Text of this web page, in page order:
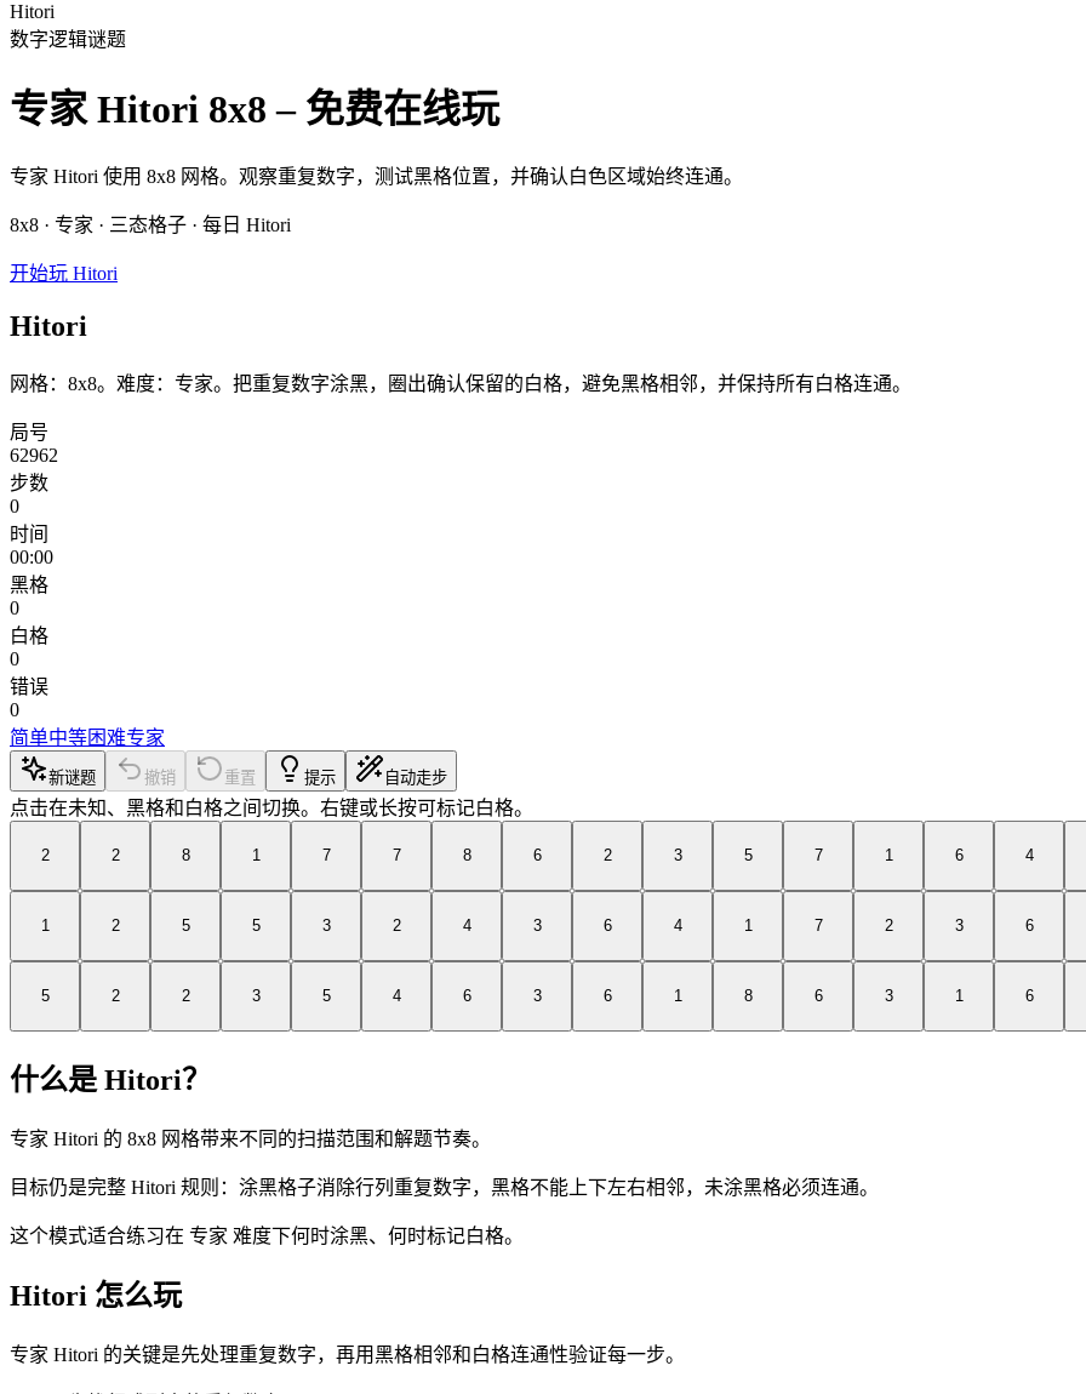
Hitori
数字逻辑谜题
专家 Hitori 8x8 – 免费在线玩
专家 Hitori 使用 8x8 网格。观察重复数字，测试黑格位置，并确认白色区域始终连通。
8x8 · 专家 · 三态格子 · 每日 Hitori
开始玩 Hitori
Hitori
网格：8x8。难度：专家。把重复数字涂黑，圈出确认保留的白格，避免黑格相邻，并保持所有白格连通。
局号
62962
步数
0
时间
00:00
黑格
0
白格
0
错误
0
简单中等困难专家
新谜题 撤销 重置 提示 自动走步
点击在未知、黑格和白格之间切换。右键或长按可标记白格。
2 2 8 1 7 7 8 6 2 3 5 7 1 6 4
1 2 5 5 3 2 4 3 6 4 1 7 2 3 6
5 2 2 3 5 4 6 3 6 1 8 6 3 1 6
什么是 Hitori？
专家 Hitori 的 8x8 网格带来不同的扫描范围和解题节奏。
目标仍是完整 Hitori 规则：涂黑格子消除行列重复数字，黑格不能上下左右相邻，未涂黑格必须连通。
这个模式适合练习在 专家 难度下何时涂黑、何时标记白格。
Hitori 怎么玩
专家 Hitori 的关键是先处理重复数字，再用黑格相邻和白格连通性验证每一步。